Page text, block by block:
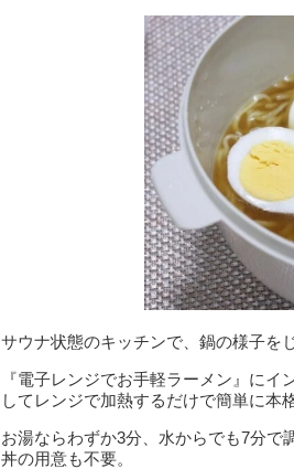
サウナ状態のキッチンで、鍋の様子を
『電子レンジでお手軽ラーメン』に
してレンジで加熱するだけで簡単に本
お湯ならわずか3分、水からでも7分で
丼の用意も不要。